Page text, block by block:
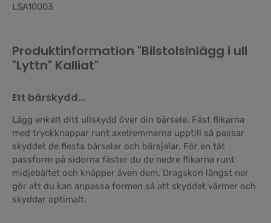
LSA10003
Produktinformation "Bilstolsinlägg i ull
"Lyttn" Kalliat"
Ett bärskydd…
Lägg enkelt ditt ullskydd över din bärsele. Fäst flikarna
med tryckknappar runt axelremmarna upptill så passar
skyddet de flesta bärselar och bärsjalar. För en tät
passform på sidorna fäster du de nedre flikarna runt
midjebältet och knäpper även dem. Dragskon längst ner
gör att du kan anpassa formen så att skyddet värmer och
skyddar optimalt.